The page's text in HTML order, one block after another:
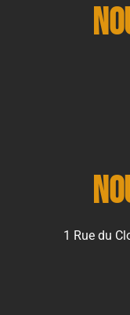
1 Rue du